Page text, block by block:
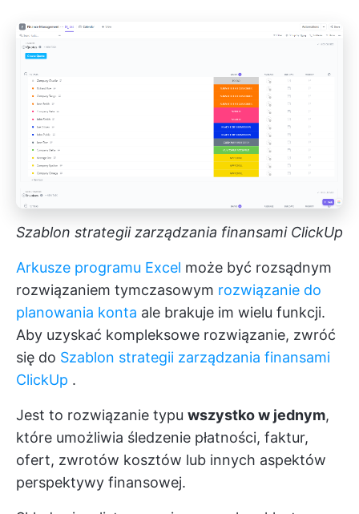
Szablon strategii zarządzania finansami ClickUp
Arkusze programu Excel może być rozsądnym
rozwiązaniem tymczasowym rozwiązanie do
planowania konta ale brakuje im wielu funkcji.
Aby uzyskać kompleksowe rozwiązanie, zwróć
się do Szablon strategii zarządzania finansami
ClickUp .
Jest to rozwiązanie typu wszystko w jednym,
które umożliwia śledzenie płatności, faktur,
ofert, zwrotów kosztów lub innych aspektów
perspektywy finansowej.